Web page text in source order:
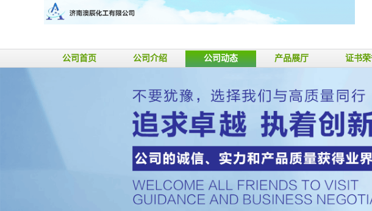
公司首页 公司介绍 公司动态 产品展厅 证书